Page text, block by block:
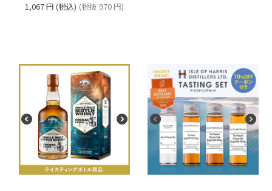
1,067円 (税込) (税抜 970円)